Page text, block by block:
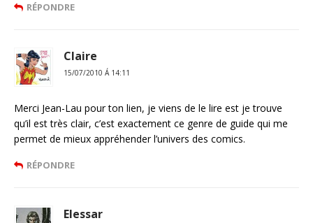
RÉPONDRE
Claire
15/07/2010 Á 14:11
Merci Jean-Lau pour ton lien, je viens de le lire est je trouve
qu’il est très clair, c’est exactement ce genre de guide qui me
permet de mieux appréhender l’univers des comics.
RÉPONDRE
Elessar